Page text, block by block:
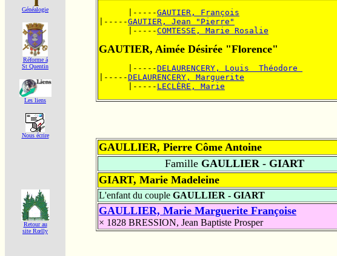
Généalogie
Réforme á
St Quentin
Les liens
Nous écrire
Retour au
site Rœlly
      |-----
GAUTIER, François
|-----GAUTIER, Jean "Pierre"
      |-----
COMTESSE, Marie Rosalie
GAUTIER, Aimée Désirée "Florence"
      |-----
DELAURENCERY, Louis  Théodore
|-----DELAURENCERY, Marguerite
      |-----
LECLÈRE, Marie
GAULLIER, Pierre Côme Antoine
Famille GAULLIER - GIART
GIART, Marie Madeleine
L'enfant du couple GAULLIER - GIART
GAULLIER, Marie Marguerite Françoise
× 1828 BRESSION, Jean Baptiste Prosper